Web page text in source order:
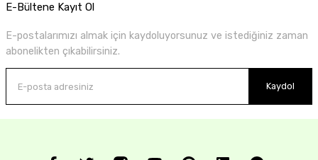
E-Bültene Kayıt Ol
E-postalarımızı almak için kaydoluyorsunuz ve istediğiniz zaman
abonelikten çıkabilirsiniz.
Kaydol